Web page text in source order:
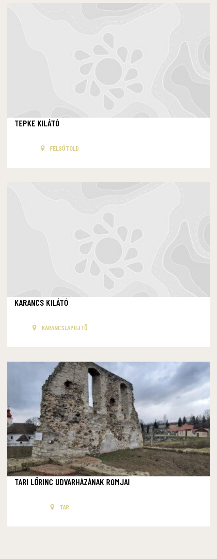
TEPKE KILÁTÓ
FELSŐTOLD
KARANCS KILÁTÓ
KARANCSLAPUJTŐ
TARI LŐRINC UDVARHÁZÁNAK ROMJAI
TAR